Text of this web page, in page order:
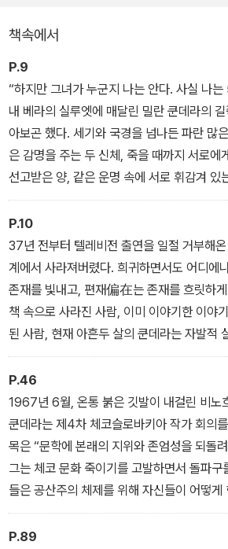
베라를 만나고, 그녀와 함께 시간을 거슬러
입체적인 취재와 쿤데라에 대한 깊은 이해로
쿤데라 스스로 삶을 봉인해버린 이유가 무엇
것이다.
책속에서
P.9
“하지만 그녀가 누군지 나는 안다. 사실 나
내 베라의 실루엣에 매달린 밀란 쿤데라의
아보곤 했다. 세기와 국경을 넘나든 파란 많
은 감명을 주는 두 신체, 죽을 때까지 서로에
선고받은 양, 같은 운명 속에 서로 휘감겨 있
마주쳐도 감히 다가가지는 못한다.”
P.10
37년 전부터 텔레비전 출연을 일절 거부해
계에서 사라져버렸다. 희귀하면서도 어디에
존재를 빛내고, 편재偏在는 존재를 흐릿하
책 속으로 사라진 사람, 이미 이야기한 이야
된 사람, 현재 아흔두 살의 쿤데라는 자발적
P.46
1967년 6월, 온통 붉은 깃발이 내걸린 비노
쿤데라는 제4차 체코슬로바키아 작가 회의
목은 “문학에 본래의 지위와 존엄성을 되돌
그는 체코 문화 죽이기를 고발하면서 돌파구
들은 공산주의 체제를 위해 자신들이 어떻게
대신, ‘검열’의 억압을 상기시킨다. 공산주의
다.
P.89